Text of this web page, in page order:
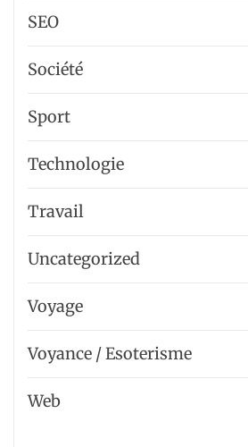
SEO
Société
Sport
Technologie
Travail
Uncategorized
Voyage
Voyance / Esoterisme
Web